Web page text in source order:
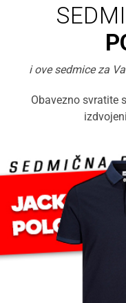
i ove sedmice za
Obavezno svratite